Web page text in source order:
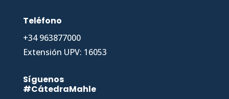
Teléfono
+34 963877000
Extensión UPV: 16053
Síguenos
#CátedraMahle